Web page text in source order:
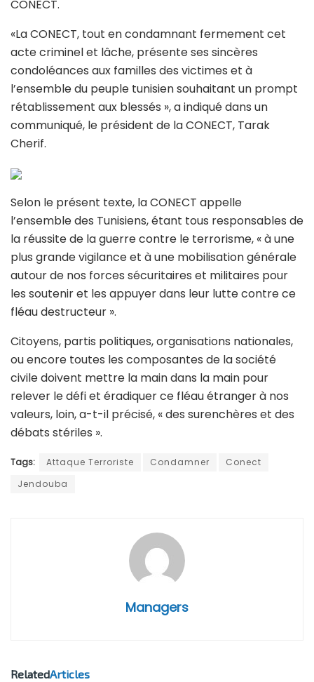
CONECT.
«La CONECT, tout en condamnant fermement cet
acte criminel et lâche, présente ses sincères
condoléances aux familles des victimes et à
l’ensemble du peuple tunisien souhaitant un prompt
rétablissement aux blessés », a indiqué dans un
communiqué, le président de la CONECT, Tarak
Cherif.
Selon le présent texte, la CONECT appelle
l’ensemble des Tunisiens, étant tous responsables de
la réussite de la guerre contre le terrorisme, « à une
plus grande vigilance et à une mobilisation générale
autour de nos forces sécuritaires et militaires pour
les soutenir et les appuyer dans leur lutte contre ce
fléau destructeur ».
Citoyens, partis politiques, organisations nationales,
ou encore toutes les composantes de la société
civile doivent mettre la main dans la main pour
relever le défi et éradiquer ce fléau étranger à nos
valeurs, loin, a-t-il précisé, « des surenchères et des
débats stériles ».
Tags: Attaque Terroriste Condamner
Conect
Jendouba
Managers
RelatedArticles